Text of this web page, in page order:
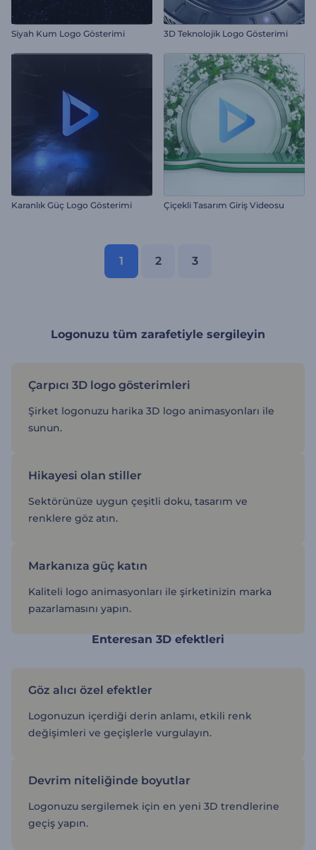
Siyah Kum Logo Gösterimi 3D Teknolojik Logo Gösterimi
Karanlık Güç Logo Gösterimi Çiçekli Tasarım Giriş Videosu
1 2 3
Logonuzu tüm zarafetiyle sergileyin
Çarpıcı 3D logo gösterimleri
Şirket logonuzu harika 3D logo animasyonları ile
sunun.
Hikayesi olan stiller
Sektörünüze uygun çeşitli doku, tasarım ve
renklere göz atın.
Markanıza güç katın
Kaliteli logo animasyonları ile şirketinizin marka
pazarlamasını yapın.
Enteresan 3D efektleri
Göz alıcı özel efektler
Logonuzun içerdiği derin anlamı, etkili renk
değişimleri ve geçişlerle vurgulayın.
Devrim niteliğinde boyutlar
Logonuzu sergilemek için en yeni 3D trendlerine
geçiş yapın.